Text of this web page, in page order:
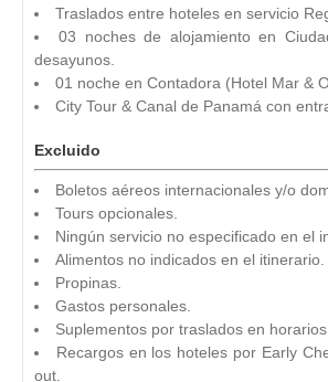
Traslados entre hoteles en servicio
03 noches de alojamiento en
desayunos.
01 noche en Contadora (Hotel Mar &
City Tour & Canal de Panamá con
Excluido
Boletos aéreos internacionales y/o
Tours opcionales.
Ningún servicio no especificado en el
Alimentos no indicados en el itinerario.
Propinas.
Gastos personales.
Suplementos por traslados en
Recargos en los hoteles por Early
out.